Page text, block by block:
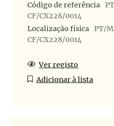
Código de referência
CF/CX228/0014
Localização física PT/
CF/CX228/0014
Ver registo
Adicionar à lista